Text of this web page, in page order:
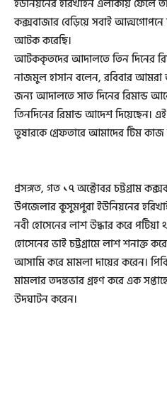
ইউনিয়নের হরিখাইন এলাকায় ফেলে
কক্সবাজার বেড়িয়ে সবাই
আটক করেছি।
আটককৃতদের আদালতে তিন দিনের
নাজমুল হাসান বলেন, রবিবার
জন্য আদালতে সাত দিনের রিমান্ড
তিনদিনের রিমান্ড আদেশ দিয়েছেন।
তুষারকে গ্রেফতারে আমাদের টিম কাজ
প্রসঙ্গত, গত ১৭ অক্টোবর চট্টগ্রাম
উপজেলার কুসুমপুরা ইউনিয়নের
নবী হোসেনের লাশ উদ্ধার করে পটিয়া
হোসেনের ভাই চট্টগ্রামে লাশ শনাক্ত
আসামি করে মামলা দায়ের করেন।
মামলার তদন্তভার গ্রহণ করে এক
উদঘাটন করেন।